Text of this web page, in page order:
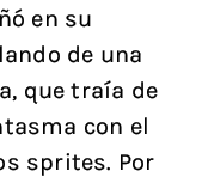
en su
de una
que traía de
con el
sprites. Por